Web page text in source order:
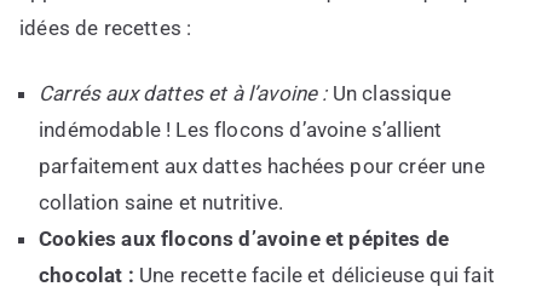
idées de recettes :
Carrés aux dattes et à l’avoine :Un classique
indémodable ! Les flocons d’avoine s’allient
parfaitement aux dattes hachées pour créer une
collation saine et nutritive.
Cookies aux flocons d’avoine et pépites de
chocolat : Une recette facile et délicieuse qui fait